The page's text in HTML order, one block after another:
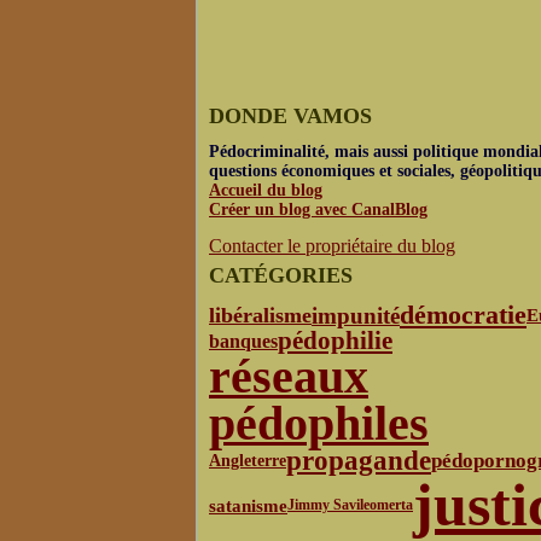
DONDE VAMOS
Pédocriminalité, mais aussi politique
questions économiques et sociales,
Accueil du blog
Créer un blog avec CanalBlog
Contacter le propriétaire du blog
CATÉGORIES
libéralismeimpunitédémocratie
banquespédophilie
réseaux
pédophiles
Angleterrepropagande
satanismeJimmy Savileomerta